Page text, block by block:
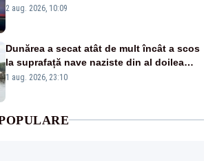
pierdute de fiecare român
2 aug. 2026, 10:09
Dunărea a secat atât de mult încât a scos
la suprafață nave naziste din al doilea
război mondial
1 aug. 2026, 23:10